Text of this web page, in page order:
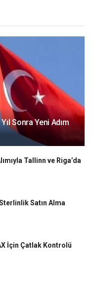
Sonra Yeni Adım
Tallinn ve Riga’da
Satın Alma
İçin Çatlak Kontrolü